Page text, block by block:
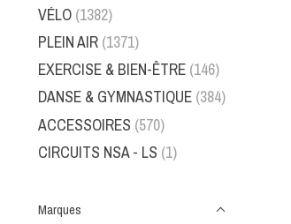
VÉLO (1382)
PLEIN AIR (1371)
EXERCISE & BIEN-ÊTRE (146)
DANSE & GYMNASTIQUE (384)
ACCESSOIRES (570)
CIRCUITS NSA - LS (1)
Marques